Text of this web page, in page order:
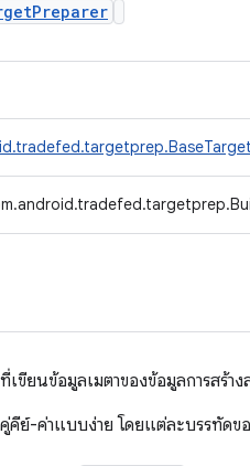
ที่เขียนข้อมูลเมตาของข้อมูลการสร้า
ย์-ค่าแบบง่าย โดยแต่ละบรรทัดข